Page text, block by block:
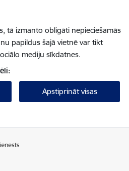
tā izmanto obligāti nepieciešamās
papildus šajā vietnē var tikt
mediju sīkdatnes.
Apstiprināt visas